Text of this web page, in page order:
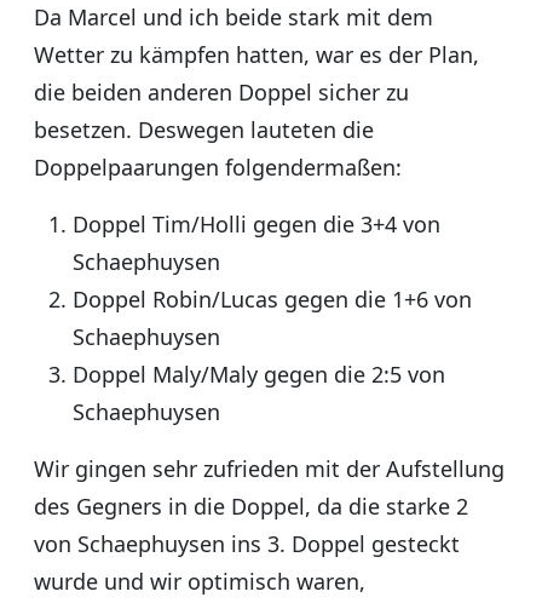
Da Marcel und ich beide stark mit dem
Wetter zu kämpfen hatten, war es der Plan,
die beiden anderen Doppel sicher zu
besetzen. Deswegen lauteten die
Doppelpaarungen folgendermaßen:
Doppel Tim/Holli gegen die 3+4 von
Schaephuysen
Doppel Robin/Lucas gegen die 1+6 von
Schaephuysen
Doppel Maly/Maly gegen die 2:5 von
Schaephuysen
Wir gingen sehr zufrieden mit der Aufstellung
des Gegners in die Doppel, da die starke 2
von Schaephuysen ins 3. Doppel gesteckt
wurde und wir optimisch waren,